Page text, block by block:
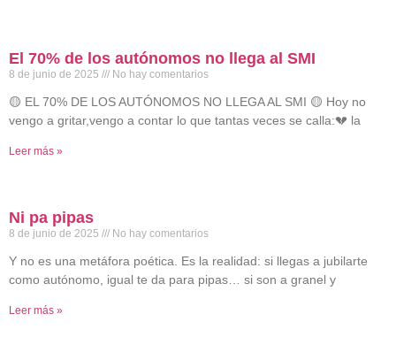
El 70% de los autónomos no llega al SMI
8 de junio de 2025 No hay comentarios
🟡 EL 70% DE LOS AUTÓNOMOS NO LLEGA AL SMI 🟡 Hoy no
vengo a gritar,vengo a contar lo que tantas veces se calla:💔 la
Leer más »
Ni pa pipas
8 de junio de 2025 No hay comentarios
Y no es una metáfora poética. Es la realidad: si llegas a jubilarte
como autónomo, igual te da para pipas… si son a granel y
Leer más »